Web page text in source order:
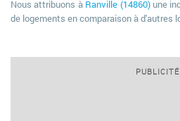
Nous attribuons à Ranville (14860)une
de logements en comparaison à d'autres
PUBLICITÉ